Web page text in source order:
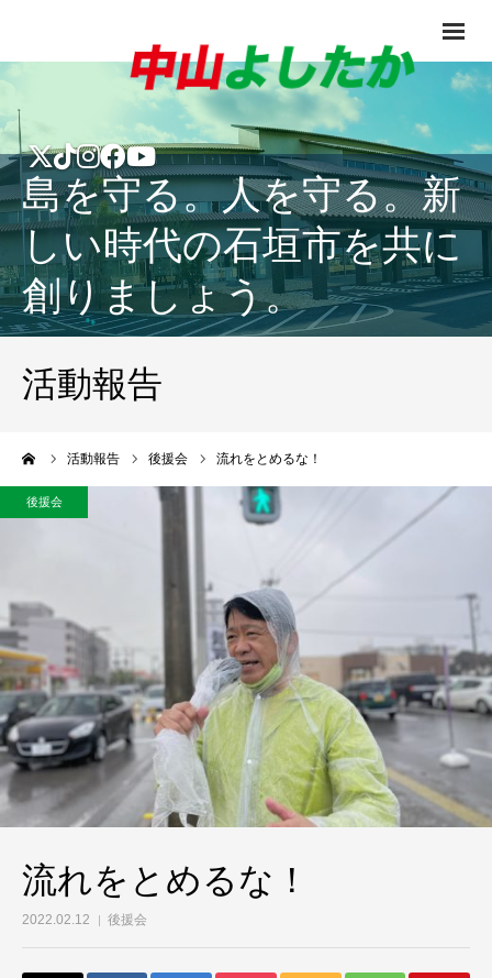
島を守る。人を守る。新
しい時代の石垣市を共に
創りましょう。
活動報告
活動報告 後援会 流れをとめるな！
後援会
流れをとめるな！
2022.02.12 後援会